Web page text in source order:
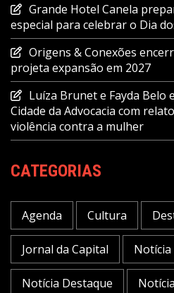
Grande Hotel Canela
especial para celebrar o Dia
Origens & Conexões
projeta expansão em 2027
Luíza Brunet e Fayda Belo
Cidade da Advocacia com
violência contra a mulher
CATEGORIAS
Agenda Cultura
Jornal da Capital Notícia
Notícia Destaque